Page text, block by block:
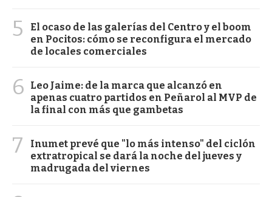
5
El ocaso de las galerías del Centro y el boom
en Pocitos: cómo se reconfigura el mercado
de locales comerciales
6
Leo Jaime: de la marca que alcanzó en
apenas cuatro partidos en Peñarol al MVP de
la final con más que gambetas
7
Inumet prevé que "lo más intenso" del ciclón
extratropical se dará la noche del jueves y
madrugada del viernes